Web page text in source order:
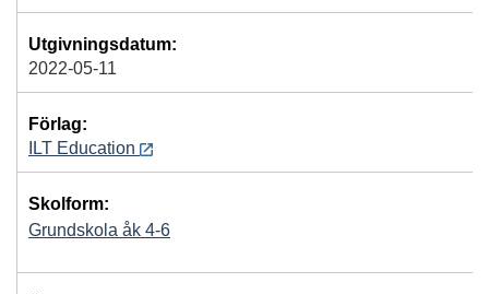
Utgivningsdatum:
2022-05-11
Förlag:
ILT Education
Skolform:
Grundskola åk 4-6